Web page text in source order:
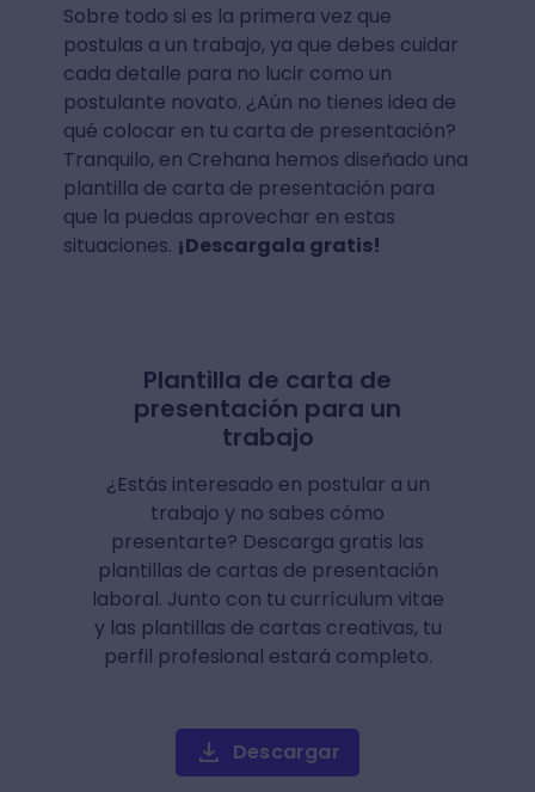
Sobre todo si es la primera vez que
postulas a un trabajo, ya que debes cuidar
cada detalle para no lucir como un
postulante novato. ¿Aún no tienes idea de
qué colocar en tu carta de presentación?
Tranquilo, en Crehana hemos diseñado una
plantilla de carta de presentación para
que la puedas aprovechar en estas
situaciones. ¡Descargala gratis!
Plantilla de carta de
presentación para un
trabajo
¿Estás interesado en postular a un
trabajo y no sabes cómo
presentarte? Descarga gratis las
plantillas de cartas de presentación
laboral. Junto con tu currículum vitae
y las plantillas de cartas creativas, tu
perfil profesional estará completo.
Descargar